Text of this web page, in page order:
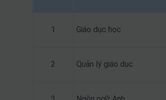
1 Giáo dục học
2 Quản lý giáo dục